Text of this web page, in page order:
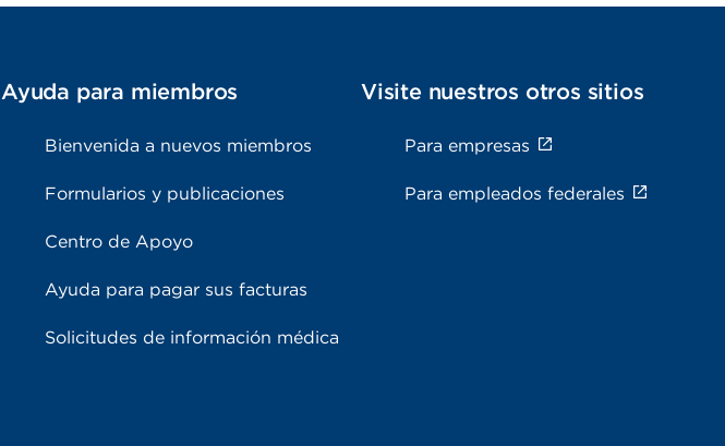
Ayuda para miembros
Bienvenida a nuevos miembros
Formularios y publicaciones
Centro de Apoyo
Ayuda para pagar sus facturas
Solicitudes de información médica
Visite nuestros otros sitios
Para empresas
Para empleados federales